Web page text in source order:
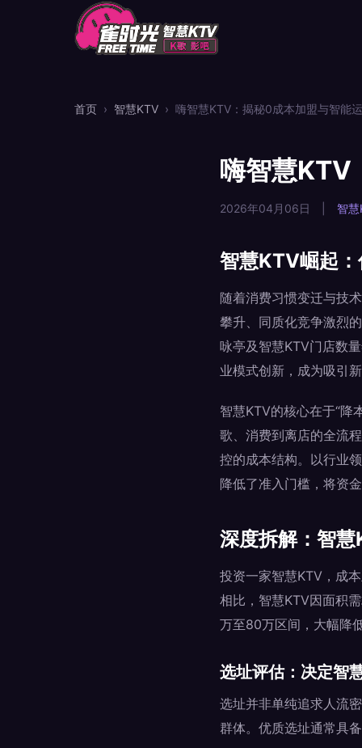
首页 › 智慧KTV › 嗨智慧KTV：揭秘0成本加盟与智能
嗨智慧KTV
2026年04月06日 智
智慧KTV崛起
随着消费习惯变迁与技
攀升、同质化竞争激烈
咏亭及智慧KTV门店数
业模式创新，成为吸引
智慧KTV的核心在于“降
歌、消费到离店的全流
控的成本结构。以行业
降低了准入门槛，将资
深度拆解：智
投资一家智慧KTV，成
相比，智慧KTV因面积
万至80万区间，大幅降
选址评估：决定智
选址并非单纯追求人流
群体。优质选址通常具